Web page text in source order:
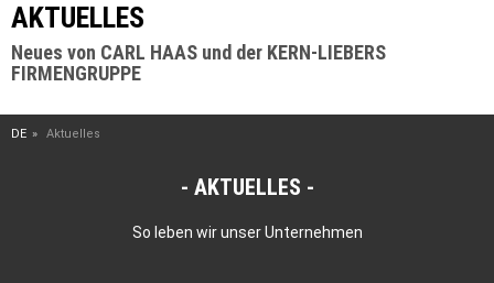
AKTUELLES
Neues von CARL HAAS und der KERN-LIEBERS
FIRMENGRUPPE
DE Aktuelles
AKTUELLES
So leben wir unser Unternehmen